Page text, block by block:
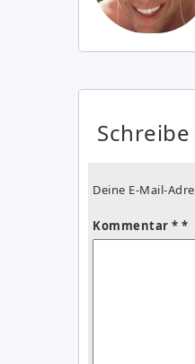
Deine E-Mail-
Kommentar *